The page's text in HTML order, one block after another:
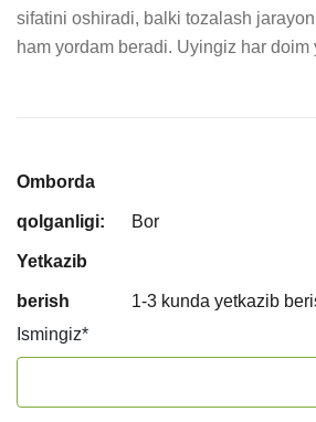
sifatini oshiradi, balki tozalash
ham yordam beradi. Uyingiz har doim
Omborda
qolganligi: Bor
Yetkazib
berish
1-3 kunda yetkazib
Ismingiz*